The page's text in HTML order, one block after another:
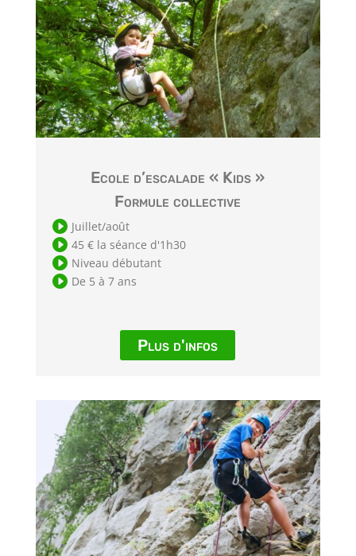
Ecole d’escalade « Kids »
Formule collective
 Juillet/août
 45 € la séance d'1h30
 Niveau débutant
 De 5 à 7 ans
Plus d'infos